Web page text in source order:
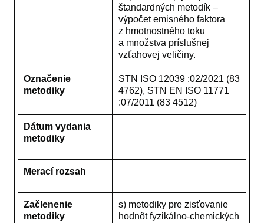
štandardných metodík –
výpočet emisného faktora
z hmotnostného toku
a množstva príslušnej
vzťahovej veličiny.
Označenie
metodiky
STN ISO 12039 :02/2021 (83
4762), STN EN ISO 11771
:07/2011 (83 4512)
Dátum vydania
metodiky
Merací rozsah
Začlenenie
metodiky
s) metodiky pre zisťovanie
hodnôt fyzikálno-chemických